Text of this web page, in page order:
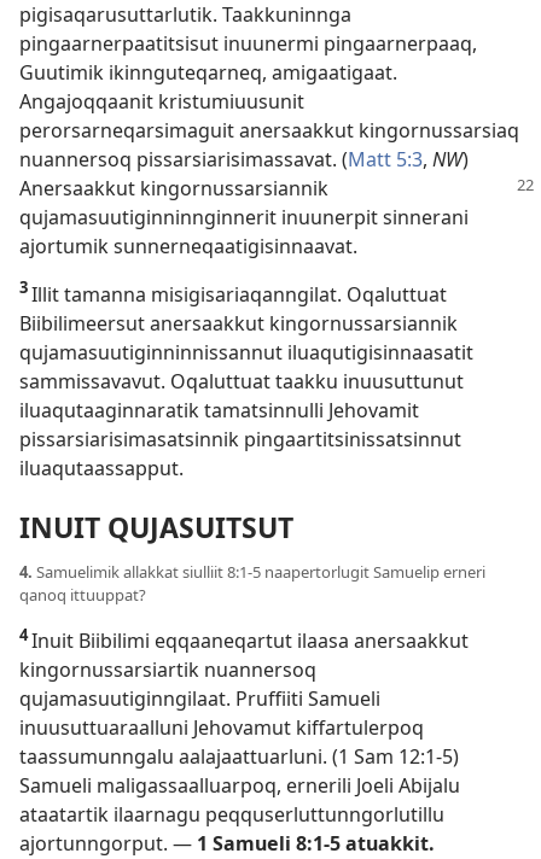
pigisaqarusuttarlutik. Taakkuninnga
pingaarnerpaatitsisut inuunermi pingaarnerpaaq,
Guutimik ikinnguteqarneq, amigaatigaat.
Angajoqqaanit kristumiuusunit
perorsarneqarsimaguit anersaakkut kingornussarsiaq
nuannersoq pissarsiarisimassavat. (Matt 5:3, NW)
Anersaakkut kingornussarsiannik
qujamasuutiginninnginnerit inuunerpit sinnerani
ajortumik sunnerneqaatigisinnaavat.
3Illit tamanna misigisariaqanngilat. Oqaluttuat
Biibilimeersut anersaakkut kingornussarsiannik
qujamasuutiginninnissannut iluaqutigisinnaasatit
sammissavavut. Oqaluttuat taakku inuusuttunut
iluaqutaaginnaratik tamatsinnulli Jehovamit
pissarsiarisimasatsinnik pingaartitsinissatsinnut
iluaqutaassapput.
INUIT QUJASUITSUT
4. Samuelimik allakkat siulliit 8:1-5 naapertorlugit Samuelip erneri
qanoq ittuuppat?
4Inuit Biibilimi eqqaaneqartut ilaasa anersaakkut
kingornussarsiartik nuannersoq
qujamasuutiginngilaat. Pruffiiti Samueli
inuusuttuaraalluni Jehovamut kiffartulerpoq
taassumunngalu aalajaattuarluni. (1 Sam 12:1-5)
Samueli maligassaalluarpoq, ernerili Joeli Abijalu
ataatartik ilaarnagu peqquserluttunngorlutillu
ajortunngorput. — 1 Samueli 8:1-5atuakkit.